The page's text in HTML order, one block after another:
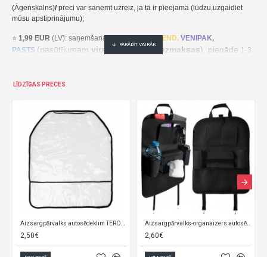
(Āgenskalns)/preci var saņemt uzreiz, ja tā ir pieejama (lūdzu,uzgaidiet
mūsu apstiprinājumu);
⭐ 1,99 EUR (LV): saņemšana pakomātā SEND, VENIPAK,
PASTS (pasūtījumam virs 30,00 EUR- bezmaksas), piegāde 1-3
⭐2,49 EUR(LT, EE): saņemšana pakomātā
2,49 EUR kättesaamine pakiautomaadis UNISEND, Udrop,
kohaletoimetamine 2-5 tööpäeva jooksul;
LT: 2,49 EUR gavimas siuntų automate UNISEND, Udrop, LPExpress,
pristatymas per 2–5 darbo dienas;
DPD Paku Skapis (pasūtījumam
virs
30,00 EUR- bezmaksas
), piegāde 1-3 darba dienu laikā;
??? EUR: KURJERS- cena ir atkarīga no preču svara un izmēriem. Pēc
pasūtījuma saņemšanas mēs aprēķināsim un paziņosim kurjera piegādes
LĪDZĪGAS PRECES
Aizsargpārvalks autosēdeklim TEROA-107 Aizsargpārvalks-organaizers autosēdeklim 22849